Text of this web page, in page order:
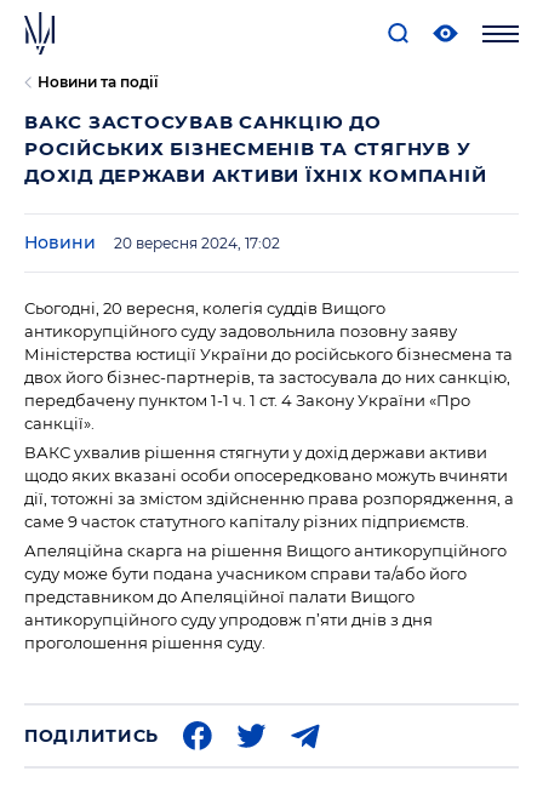
Новини та події
ВАКС ЗАСТОСУВАВ САНКЦІЮ ДО
РОСІЙСЬКИХ БІЗНЕСМЕНІВ ТА СТЯГНУВ У
ДОХІД ДЕРЖАВИ АКТИВИ ЇХНІХ КОМПАНІЙ
Новини 20 вересня 2024, 17:02
Сьогодні, 20 вересня, колегія суддів Вищого
антикорупційного суду задовольнила позовну заяву
Міністерства юстиції України до російського бізнесмена та
двох його бізнес-партнерів, та застосувала до них санкцію,
передбачену пунктом 1-1 ч. 1 ст. 4 Закону України «Про
санкції».
ВАКС ухвалив рішення стягнути у дохід держави активи
щодо яких вказані особи опосередковано можуть вчиняти
дії, тотожні за змістом здійсненню права розпорядження, а
саме 9 часток статутного капіталу різних підприємств.
Апеляційна скарга на рішення Вищого антикорупційного
суду може бути подана учасником справи та/або його
представником до Апеляційної палати Вищого
антикорупційного суду упродовж п’яти днів з дня
проголошення рішення суду.
ПОДІЛИТИСЬ